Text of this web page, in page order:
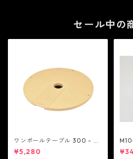
セール中の
ワンポールテーブル 300 - be
lmont
¥5,280
Y